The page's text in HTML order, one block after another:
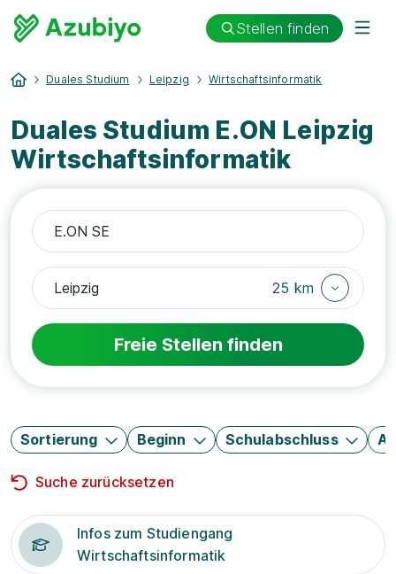
Stellen finden
Duales Studium Leipzig Wirtschaftsinformatik
Duales Studium E.ON Leipzig
Wirtschaftsinformatik
25 km
Freie Stellen finden
Sortierung Beginn Schulabschluss
Suche zurücksetzen
Infos zum Studiengang
Wirtschaftsinformatik